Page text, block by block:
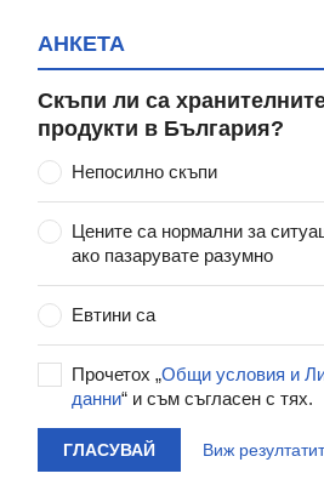
АНКЕТА
Скъпи ли са
продукти в България?
Непосилно скъпи
Цените са нормални за
ако пазарувате разумно
Евтини са
Прочетох „Общи условия и
данни“ и съм съгласен с тях.
ГЛАСУВАЙ Виж